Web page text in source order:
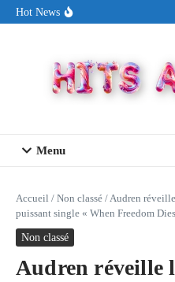
Aller au contenu
Hot News
« New Day »
Menu
Accueil / Non classé /Audren
puissant single « When Freedom
Non classé
Audren réveille